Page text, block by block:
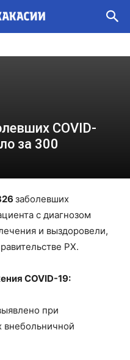
COVID-
за 300
заболевших
с диагнозом
и выздоровели,
РХ.
COVID-19:
при
внебольничной